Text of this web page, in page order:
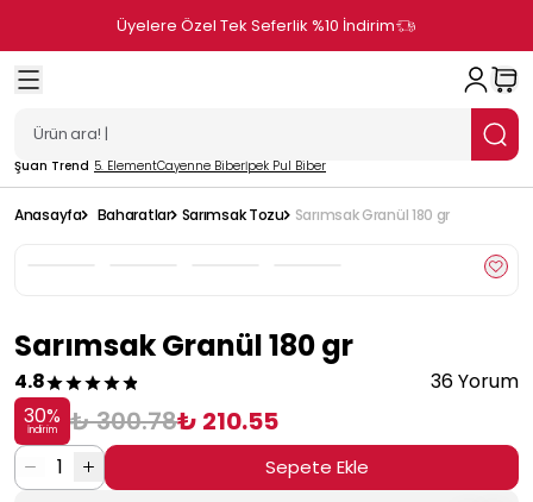
Üyelere Özel Tek Seferlik %10 İndirim
Şuan Trend 5. ElementCayenne Biberİpek Pul Biber
Anasayfa Baharatlar Sarımsak Tozu Sarımsak Granül 180 gr
Sarımsak Granül 180 gr
4.8
36 Yorum
30%
İndirim ₺ 300.78₺ 210.55
1 Sepete Ekle